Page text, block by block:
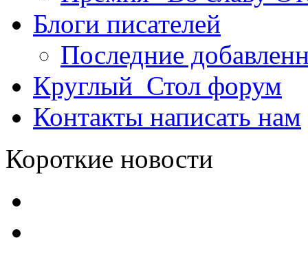
Блоги писателей
Последние
Круглый_Стол форум
Контакты написать нам
Короткие новости